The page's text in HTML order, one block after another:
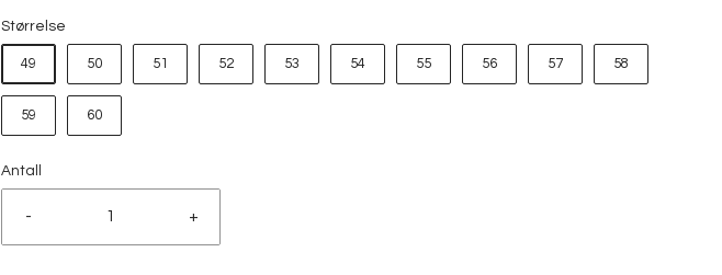
Størrelse
49 50 51 52 53 54 55 56 57 58
59 60
Antall
- +